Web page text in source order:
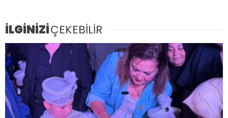
İLGİNİZİÇEKEBİLİR